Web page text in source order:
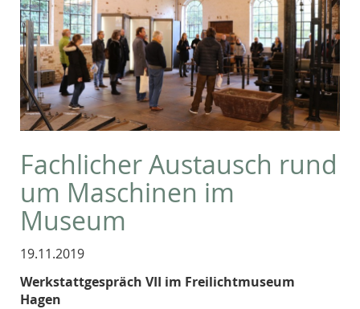
Fachlicher Austausch rund
um Maschinen im
Museum
19.11.2019
Werkstattgespräch VII im Freilichtmuseum
Hagen